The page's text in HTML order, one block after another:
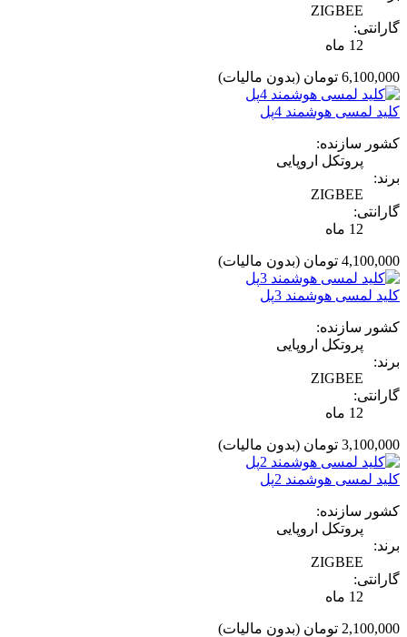
ZIGBEE
گارانتی:
12 ماه
6,100,000 تومان (بدون مالیات)
کلید لمسی هوشمند 4پل
کشور سازنده:
پروتکل اروپایی
برند:
ZIGBEE
گارانتی:
12 ماه
4,100,000 تومان (بدون مالیات)
کلید لمسی هوشمند 3پل
کشور سازنده:
پروتکل اروپایی
برند:
ZIGBEE
گارانتی:
12 ماه
3,100,000 تومان (بدون مالیات)
کلید لمسی هوشمند 2پل
کشور سازنده:
پروتکل اروپایی
برند:
ZIGBEE
گارانتی:
12 ماه
2,100,000 تومان (بدون مالیات)